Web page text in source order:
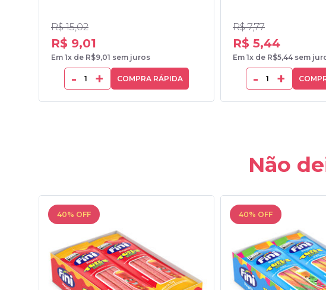
R$ 15,02
R$ 9,01
Em 1x de R$9,01 sem juros
- + COMPRA RÁPIDA
R$ 7,77
R$ 5,44
Em 1x de R$5,44 sem
- +
Não
40% OFF 40% OFF